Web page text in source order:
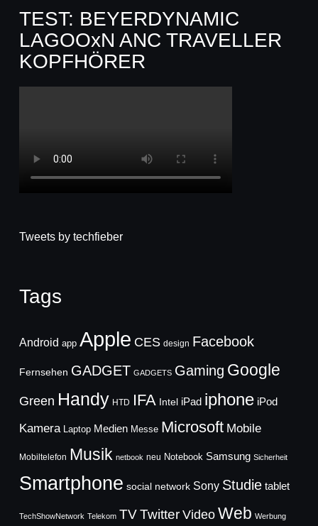
TEST: BEYERDYNAMIC
LAGOOxN ANC TRAVELLER
KOPFHÖRER
Tweets by techfieber
Tags
Android app Apple CES design Facebook
Fernsehen GADGET GADGETS Gaming Google
Green Handy HTD IFA Intel iPad iphone iPod
Kamera Laptop Medien Messe Microsoft Mobile
Mobiltelefon Musik netbook neu Notebook Samsung Sicherheit
Smartphone social network Sony Studie tablet
TechShowNetwork Telekom TVTwitter Video Web Werbung